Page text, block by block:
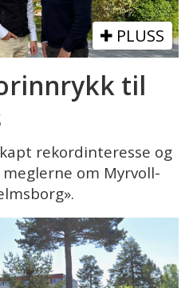
PLUSS
til
rekordinteresse og
om Myrvoll-